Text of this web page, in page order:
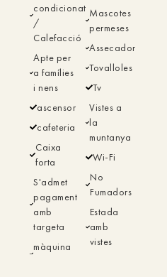
condicionat
/
Calefacció
Apte per
a famílies
i nens
ascensor
cafeteria
Caixa
forta
S'admet
pagament
amb
targeta
màquina
Mascotes
permeses
Assecador
Tovalloles
Tv
Vistes a
la
muntanya
Wi-Fi
No
Fumadors
Estada
amb
vistes